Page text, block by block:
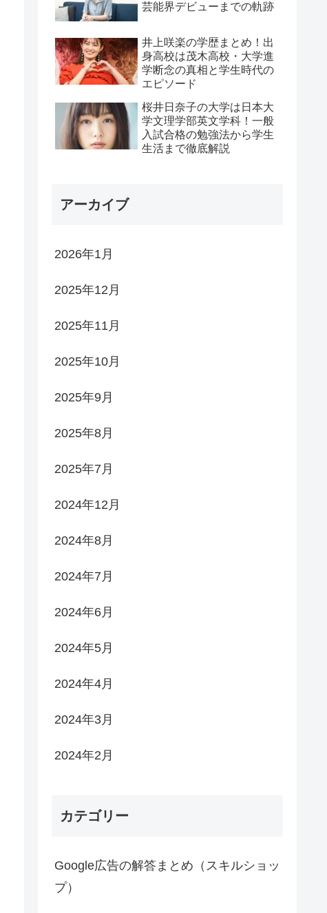
芸能界デビューまでの軌跡
井上咲楽の学歴まとめ！出
身高校は茂木高校・大学進
学断念の真相と学生時代の
エピソード
桜井日奈子の大学は日本大
学文理学部英文学科！一般
入試合格の勉強法から学生
生活まで徹底解説
アーカイブ
2026年1月
2025年12月
2025年11月
2025年10月
2025年9月
2025年8月
2025年7月
2024年12月
2024年8月
2024年7月
2024年6月
2024年5月
2024年4月
2024年3月
2024年2月
カテゴリー
Google広告の解答まとめ（スキルショッ
プ）